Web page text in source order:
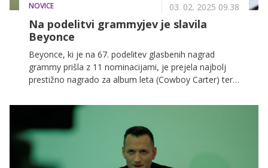
NOVICE 03. 02. 2025 09.38
Na podelitvi grammyjev je slavila
Beyonce
Beyonce, ki je na 67. podelitev glasbenih nagrad
grammy prišla z 11 nominacijami, je prejela najbolj
prestižno nagrado za album leta (Cowboy Carter) ter
še za najboljši country nastop dueta ali skupine (II